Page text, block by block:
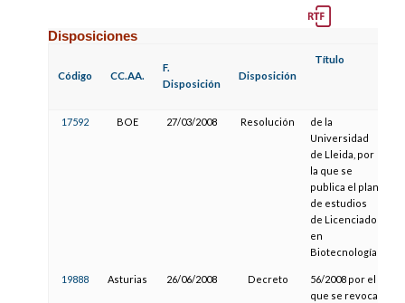
Disposiciones
Código CC.AA.
F.
Disposición
Disposición
Título
17592 BOE 27/03/2008 Resolución
de la
Universidad
de Lleida, por
la que se
publica el plan
de estudios
de Licenciado
en
Biotecnología
19888 Asturias 26/06/2008 Decreto
56/2008 por el
que se revoca